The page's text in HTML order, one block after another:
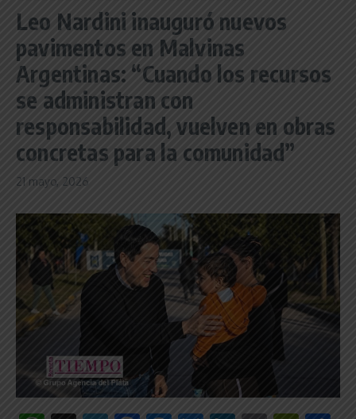
Leo Nardini inauguró nuevos
pavimentos en Malvinas
Argentinas: “Cuando los recursos
se administran con
responsabilidad, vuelven en obras
concretas para la comunidad”
21 mayo, 2026